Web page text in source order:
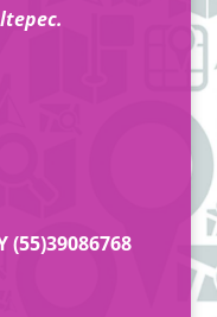
(55)39086768